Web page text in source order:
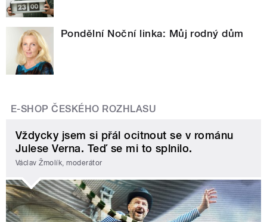
Pondělní Noční linka: Můj rodný dům
E-SHOP ČESKÉHO ROZHLASU
Vždycky jsem si přál ocitnout se v románu
Julese Verna. Teď se mi to splnilo.
Václav Žmolík, moderátor